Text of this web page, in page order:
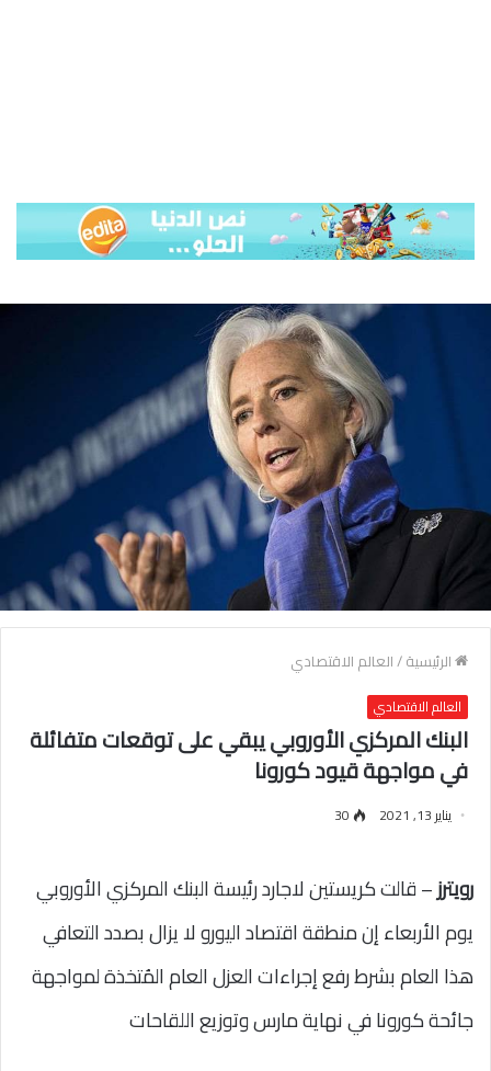
الرئيسية/العالم الاقتصادي
العالم الاقتصادي
البنك المركزي الأوروبي يبقي على توقعات متفائلة
في مواجهة قيود كورونا
يناير 13, 2021 30
رويترز– قالت كريستين لاجارد رئيسة البنك المركزي الأوروبي
يوم الأربعاء إن منطقة اقتصاد اليورو لا يزال بصدد التعافي
هذا العام بشرط رفع إجراءات العزل العام المُتخذة لمواجهة
جائحة كورونا في نهاية مارس وتوزيع اللقاحات